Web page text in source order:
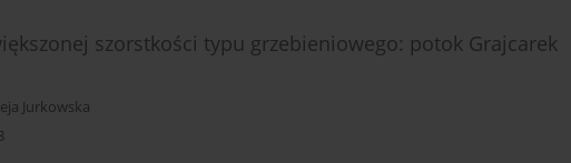
szorstkości typu grzebieniowego: potok Grajcarek
Jurkowska